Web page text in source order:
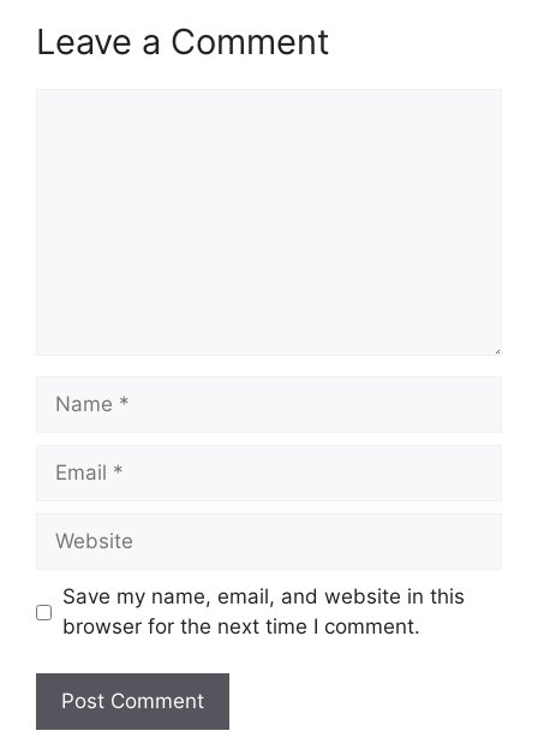
Leave a Comment
Save my name, email, and website in this
browser for the next time I comment.